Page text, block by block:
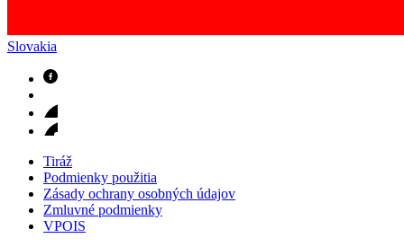
Slovakia
Tiráž
Podmienky použitia
Zásady ochrany osobných údajov
Zmluvné podmienky
VPOIS